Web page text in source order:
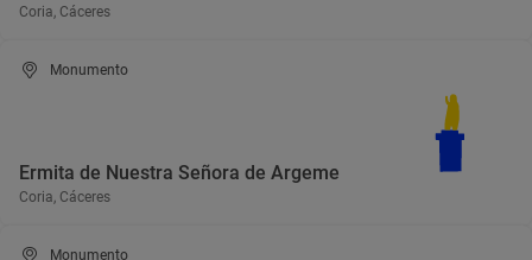
Coria, Cáceres
Monumento
Ermita de Nuestra Señora de Argeme
Coria, Cáceres
Monumento